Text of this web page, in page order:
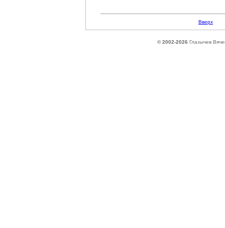
Вверх
© 2002-2026 Глазычев